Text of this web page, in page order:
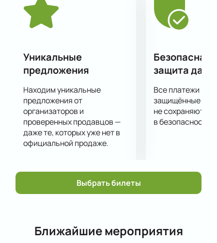
Уникальные
предложения
Находим уникальные
предложения от
организаторов и
проверенных продавцов —
даже те, которых уже нет в
официальной продаже.
Безопасная
защита
Все платежи
защищённые
не сохраняются
в безопасности.
Выбрать билеты
Ближайшие мероприятия